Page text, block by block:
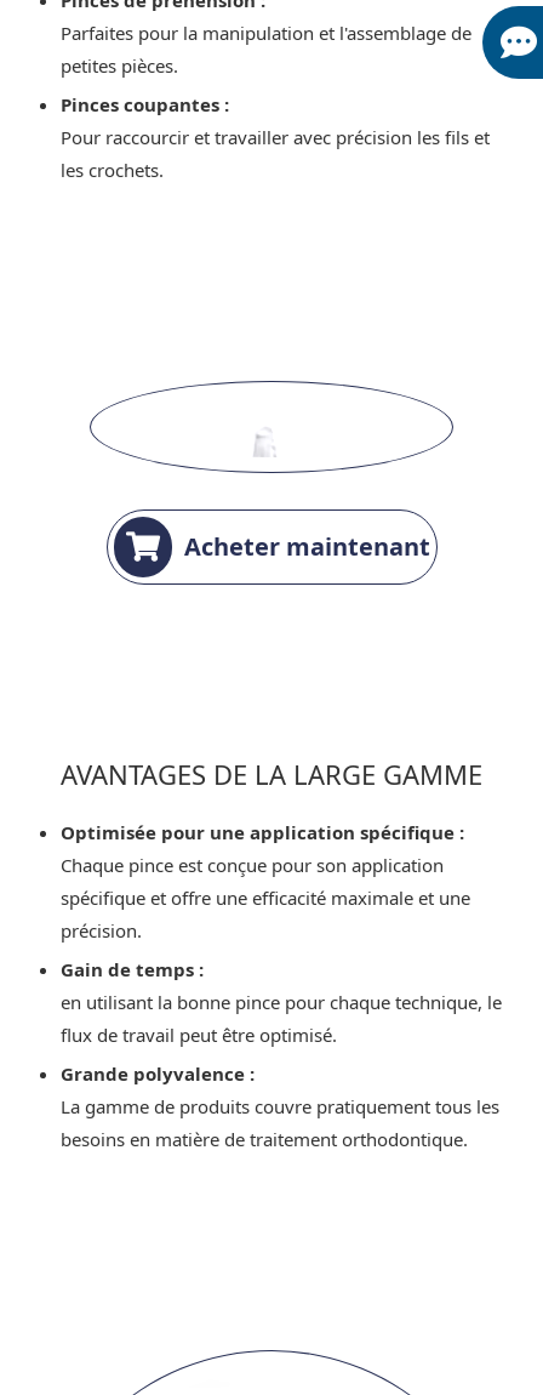
Parfaites pour la manipulation et l'assemblage de
petites pièces.
Pinces coupantes :
Pour raccourcir et travailler avec précision les fils et
les crochets.
Acheter maintenant
AVANTAGES DE LA LARGE GAMME
Optimisée pour une application spécifique :
Chaque pince est conçue pour son application
spécifique et offre une efficacité maximale et une
précision.
Gain de temps :
en utilisant la bonne pince pour chaque technique, le
flux de travail peut être optimisé.
Grande polyvalence :
La gamme de produits couvre pratiquement tous les
besoins en matière de traitement orthodontique.